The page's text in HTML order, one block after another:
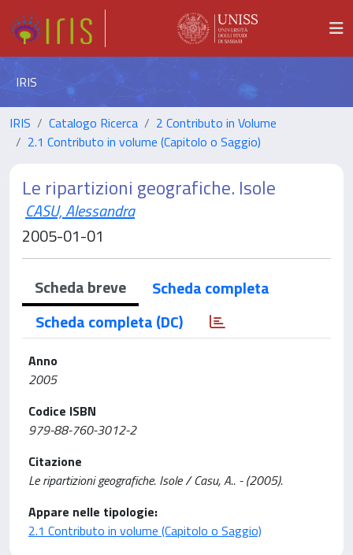
IRIS
IRIS Catalogo Ricerca
2 Contributo in Volume
2.1 Contributo in volume (Capitolo o Saggio)
Le ripartizioni geografiche. Isole
CASU, Alessandra
2005-01-01
Scheda breve
Scheda completa
Scheda completa (DC)
Anno
2005
Codice ISBN
979-88-760-3012-2
Citazione
Le ripartizioni geografiche. Isole / Casu, A.. - (2005).
Appare nelle tipologie:
2.1 Contributo in volume (Capitolo o Saggio)